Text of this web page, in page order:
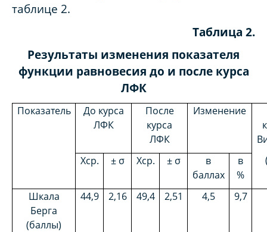
таблице 2.
Таблица 2.
Результаты изменения показателя
функции равновесия до и после курса
ЛФК
Показатель
До курса
ЛФК
После
курса
ЛФК
Изменение
Хср. ± σ Хср. ± σ
в
баллах
в
%
Шкала
Берга
(баллы)
44,9 2,16 49,4 2,51 4,5 9,7